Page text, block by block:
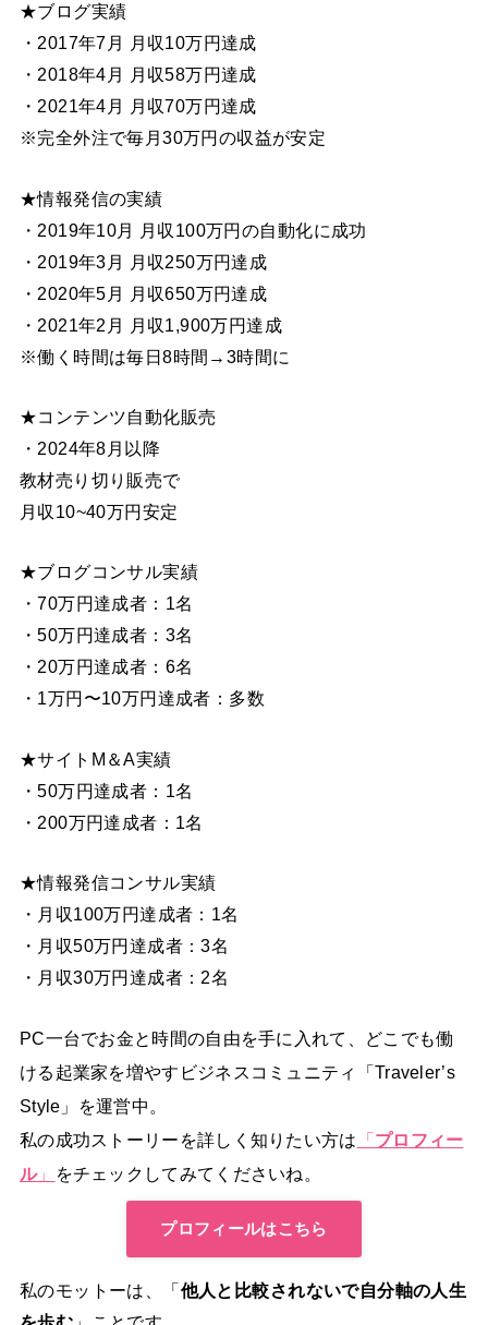
★ブログ実績
・2017年7月 月収10万円達成
・2018年4月 月収58万円達成
・2021年4月 月収70万円達成
※完全外注で毎月30万円の収益が安定
★情報発信の実績
・2019年10月 月収100万円の自動化に成功
・2019年3月 月収250万円達成
・2020年5月 月収650万円達成
・2021年2月 月収1,900万円達成
※働く時間は毎日8時間→3時間に
★コンテンツ自動化販売
・2024年8月以降
教材売り切り販売で
月収10~40万円安定
★ブログコンサル実績
・70万円達成者：1名
・50万円達成者：3名
・20万円達成者：6名
・1万円〜10万円達成者：多数
★サイトM＆A実績
・50万円達成者：1名
・200万円達成者：1名
★情報発信コンサル実績
・月収100万円達成者：1名
・月収50万円達成者：3名
・月収30万円達成者：2名
PC一台でお金と時間の自由を手に入れて、どこでも働
ける起業家を増やすビジネスコミュニティ「Traveler’s
Style」を運営中。
私の成功ストーリーを詳しく知りたい方は 「 プロフィー
ル」 をチェックしてみてくださいね。
プロフィールはこちら
私のモットーは、「他人と比較されないで自分軸の人生